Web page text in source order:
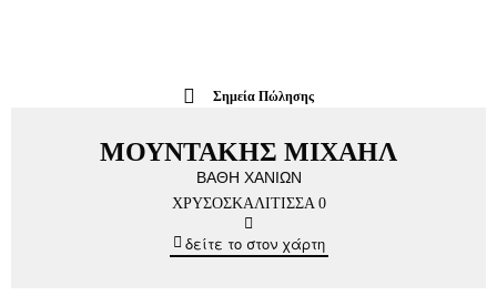
Σημεία Πώλησης
ΜΟΥΝΤΑΚΗΣ ΜΙΧΑΗΛ
ΒΑΘΗ ΧΑΝΙΩΝ
ΧΡΥΣΟΣΚΑΛΙΤΙΣΣΑ 0
δείτε το στον χάρτη